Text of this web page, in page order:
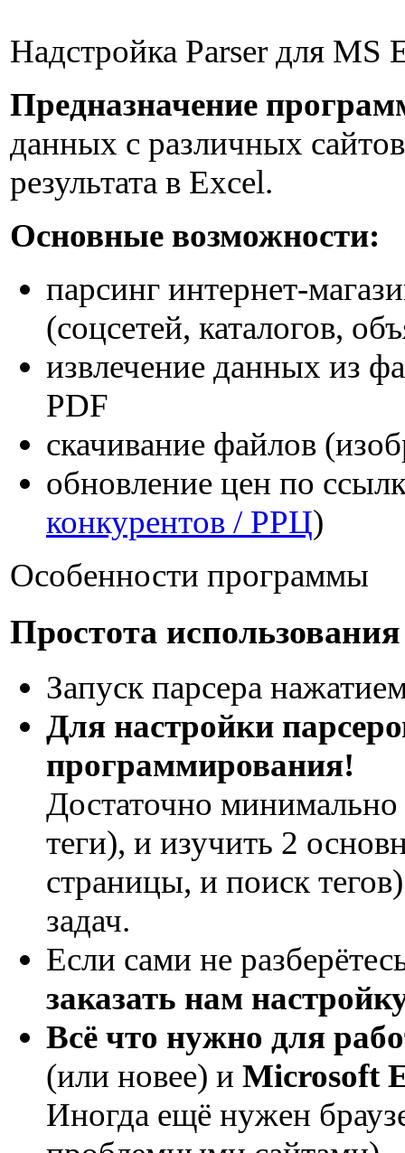
Надстройка Parser для MS
Предназначение
данных с различных
результата в Excel.
Основные возможности:
парсинг интернет-
(соцсетей, каталогов,
извлечение данных из
PDF
скачивание файлов
обновление цен по
конкурентов / РРЦ)
Особенности программы
Простота
Запуск парсера
Для настройки
программирования!
Достаточно
теги), и изучить 2
страницы, и поиск
задач.
Если сами не
заказать нам
Всё что нужно для
(или новее) и Microsoft
Иногда ещё нужен